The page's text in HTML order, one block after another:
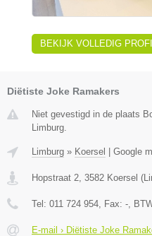
BEKIJK VOLLEDIG
Diëtiste Joke Ramakers
Niet gevestigd in de plaats
Limburg.
Limburg » Koersel | Google
Hopstraat 2 3582 Koersel (
Tel: 011 724 954 , Fax: - ,
E-mail › Diëtiste Joke